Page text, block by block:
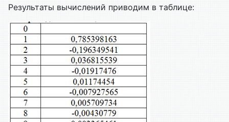
Результаты вычислений приводим в таблице: